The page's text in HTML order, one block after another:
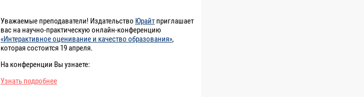
Уважаемые преподаватели! Издательство Юрайт приглашает
вас на научно-практическую онлайн-конференцию
«Интерактивное оценивание и качество образования»,
которая состоится 19 апреля.
На конференции Вы узнаете:
Узнать подробнее